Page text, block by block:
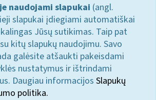
naudojami slapukai (angl.
slapukai įdiegiami automatiškai
Jūsų sutikimas. Taip pat
kitų slapukų naudojimu. Savo
galėsite atšaukti pakeisdami
nustatymus ir ištrindami
Daugiau informacijos Slapukų
politika.